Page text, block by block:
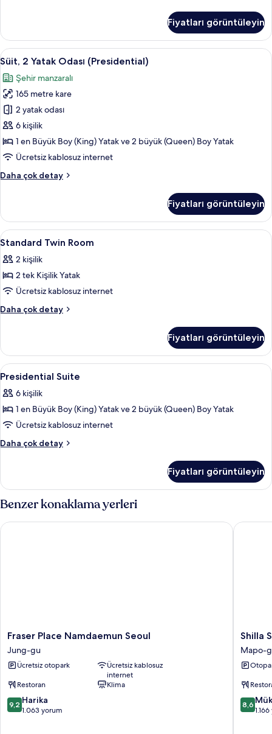
daha
fazla
detay
Fiyatları görüntüleyin
Süit,
2
Yatak
Odası
(Presidential)
için
tüm
fotoğrafları
Süit, 2 Yatak Odası (Presidential) |
5
Süit, 2 Yatak Odası (Presidential)
Şehir manzaralı
165 metre kare
2 yatak odası
6 kişilik
1 en Büyük Boy (King) Yatak ve 2 büyük (Queen) Boy Yatak
Ücretsiz kablosuz internet
Daha çok detay
Süit,
(Presidential)
hakkında
daha
detay
Fiyatları görüntüleyin
Standard
Twin
Room
için
tüm
fotoğrafları
Odada kasa, masa, güneşlik/perde, ses
5
Standard Twin Room
2 kişilik
2 tek Kişilik Yatak
Ücretsiz kablosuz internet
Daha çok detay
Standard
daha
fazla
detay
Fiyatları görüntüleyin
Presidential
Suite
için
tüm
fotoğrafları
görün
Odada kasa, masa, güneşlik/perde, ses
5
Presidential Suite
6 kişilik
1 en Büyük Boy (King) Yatak ve 2 büyük (Queen) Boy Yatak
Ücretsiz kablosuz internet
Daha çok detay
Presidential
fazla
detay
Fiyatları görüntüleyin
Benzer konaklama yerleri
Fraser
Place
Namdaemun
Seoul
gu
Fraser Place Namdaemun Seoul
Jung-gu
Ücretsiz otopark
Ücretsiz kablosuz
internet
Restoran
Klima
10
üzerinden
9,2 Harika
1.063 yorum
Fraser Place Namdaemun Seoul
Shilla
Stay
Mapo
gu
Shilla
Mapo-
10
8,6
Shilla